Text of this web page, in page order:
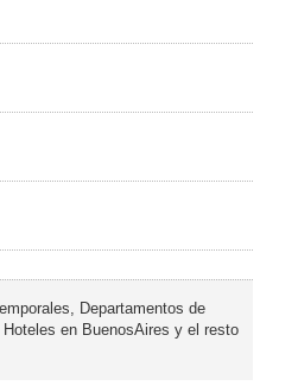
Departamentos de
en BuenosAires y el resto